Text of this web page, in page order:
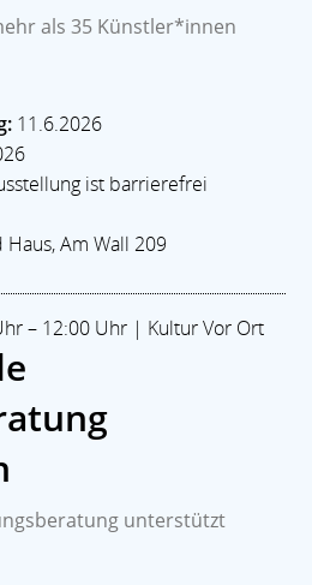
als 35 Künstler*innen
11.6.2026
ist barrierefrei
Am Wall 209
– 12:00 Uhr | Kultur Vor Ort
unterstützt